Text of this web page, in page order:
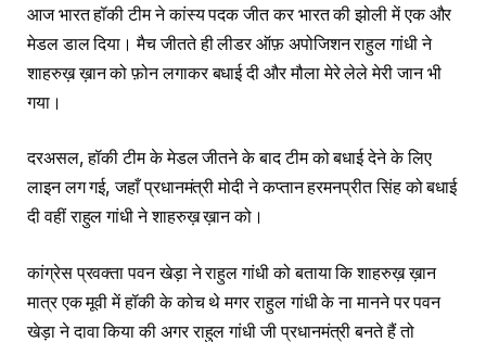
आज भारत हॉकी टीम ने कांस्य पदक जीत कर भारत की झोली में एक और
मेडल डाल दिया। मैच जीतते ही लीडर ऑफ़ अपोजिशन राहुल गांधी ने
शाहरुख़ ख़ान को फ़ोन लगाकर बधाई दी और मौला मेरे लेले मेरी जान भी
गया।
दरअसल, हॉकी टीम के मेडल जीतने के बाद टीम को बधाई देने के लिए
लाइन लग गई, जहाँ प्रधानमंत्री मोदी ने कप्तान हरमनप्रीत सिंह को बधाई
दी वहीं राहुल गांधी ने शाहरुख़ ख़ान को।
कांग्रेस प्रवक्ता पवन खेड़ा ने राहुल गांधी को बताया कि शाहरुख़ ख़ान
मात्र एक मूवी में हॉकी के कोच थे मगर राहुल गांधी के ना मानने पर पवन
खेड़ा ने दावा किया की अगर राहुल गांधी जी प्रधानमंत्री बनते हैं तो